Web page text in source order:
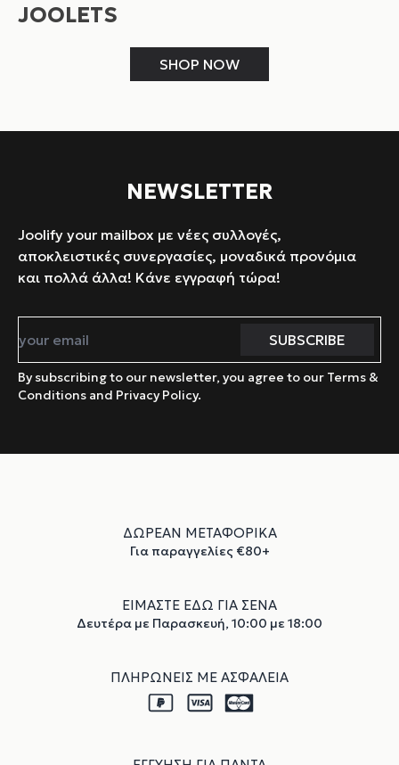
JOOLETS
SHOP NOW
NEWSLETTER
Joolify your mailbox με νέες συλλογές,
αποκλειστικές συνεργασίες, μοναδικά προνόμια
και πολλά άλλα! Κάνε εγγραφή τώρα!
By subscribing to our newsletter, you agree to our Terms &
Conditions and Privacy Policy.
ΔΩΡΕΑΝ ΜΕΤΑΦΟΡΙΚΑ
Για παραγγελίες €80+
ΕΙΜΑΣΤΕ ΕΔΩ ΓΙΑ ΣΕΝΑ
Δευτέρα με Παρασκευή, 10:00 με 18:00
ΠΛΗΡΩΝΕΙΣ ΜΕ ΑΣΦΑΛΕΙΑ